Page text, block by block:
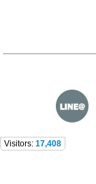
Visitors: 17,408